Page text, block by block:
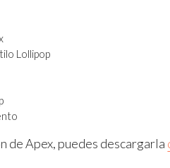
Lollipop
de Apex, puedes descargarla